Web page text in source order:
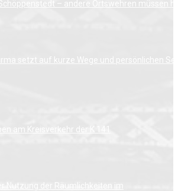
– andere Ortswehren müssen
setzt auf kurze Wege und persönlichen
am Kreisverkehr der K 141
Nutzung der Räumlichkeiten im